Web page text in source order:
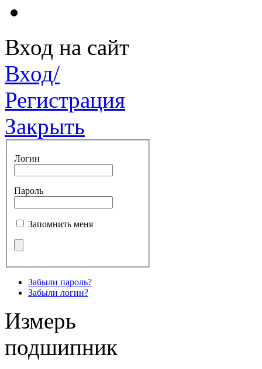
Вход на сайт
Вход/
Регистрация
Закрыть
Логин
Пароль
Запомнить меня
Забыли пароль?
Забыли логин?
Измерь
подшипник